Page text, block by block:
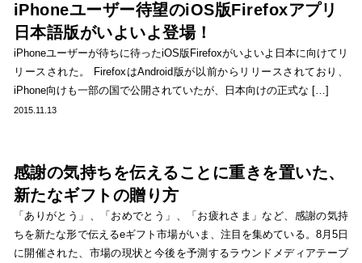
iPhoneユーザー待望のiOS版Firefoxアプリ
日本語版がいよいよ登場！
iPhoneユーザーが待ちに待ったiOS版Firefoxがいよいよ日本に向けてリ
リースされた。 FirefoxはAndroid版が以前からリリースされており、
iPhone向けも一部の国で公開されていたが、日本向けの正式な […]
2015.11.13
感謝の気持ちを伝えることに重きを置いた、
新たなギフトの贈り方
「ありがとう」、「おめでとう」、「お疲れさま」など、感謝の気持
ちを新たな形で伝えるeギフト市場がいま、注目を集めている。8月5日
に開催された、市場の現状と今後を予測するラウンドメディアテーブ